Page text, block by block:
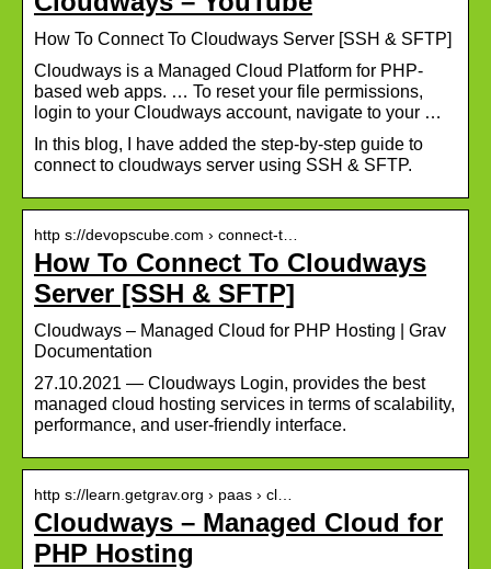
How To Connect To Cloudways Server [SSH & SFTP]
Cloudways is a Managed Cloud Platform for PHP-
based web apps. … To reset your file permissions,
login to your Cloudways account, navigate to your …
In this blog, I have added the step-by-step guide to
connect to cloudways server using SSH & SFTP.
http s://devopscube.com › connect-t…
How To Connect To Cloudways
Server [SSH & SFTP]
Cloudways – Managed Cloud for PHP Hosting | Grav
Documentation
27.10.2021 — Cloudways Login, provides the best
managed cloud hosting services in terms of scalability,
performance, and user-friendly interface.
http s://learn.getgrav.org › paas › cl…
Cloudways – Managed Cloud for
PHP Hosting